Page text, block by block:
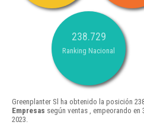
238.729
Ranking Nacional
Greenplanter Sl ha obtenido la posición
Empresas según ventas , empeorando
2023.